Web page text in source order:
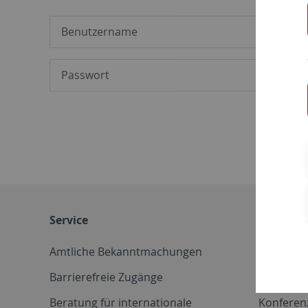
Service
Amtliche Bekanntmachungen
Barrierefreie Zugänge
Beratung für internationale